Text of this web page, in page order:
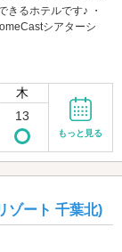
るホテルです♪ ・
シアターシ
木
13
もっと見る
ゾート 千葉北)